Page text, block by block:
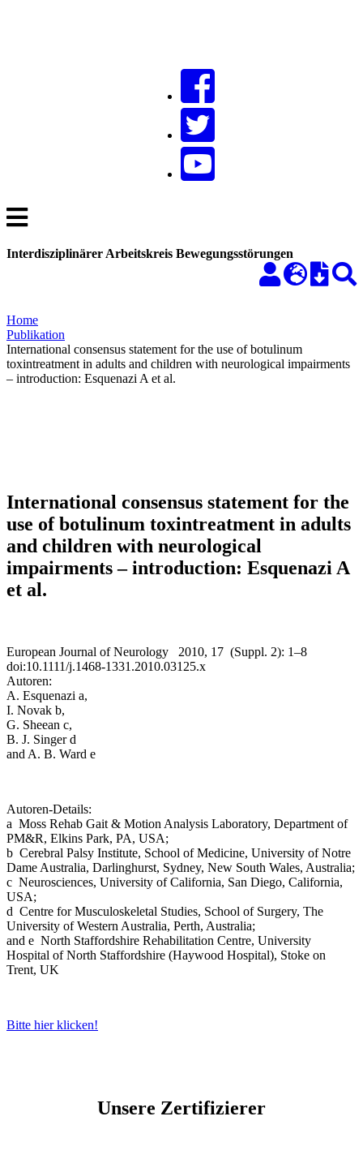
Interdisziplinärer Arbeitskreis Bewegungsstörungen
Home
Publikation
International consensus statement for the use of botulinum
toxintreatment in adults and children with neurological impairments
– introduction: Esquenazi A et al.
International consensus statement for the
use of botulinum toxintreatment in adults
and children with neurological
impairments – introduction: Esquenazi A
et al.
European Journal of Neurology 2010, 17 (Suppl. 2): 1–8
doi:10.1111/j.1468-1331.2010.03125.x
Autoren:
A. Esquenazi a,
I. Novak b,
G. Sheean c,
B. J. Singerd
and A. B. Ward e
Autoren-Details:
a Moss Rehab Gait & Motion Analysis Laboratory, Department of
PM&R, Elkins Park, PA, USA;
b Cerebral Palsy Institute, School ofMedicine, University of Notre
Dame Australia, Darlinghurst, Sydney, New South Wales, Australia;
c Neurosciences, University of California, San Diego, California,
USA;
d Centre for Musculoskeletal Studies, School of Surgery, The
University of Western Australia, Perth, Australia;
and e North Staffordshire Rehabilitation Centre, University
Hospital of North Staffordshire (Haywood Hospital), Stoke on
Trent, UK
Bitte hier klicken!
Unsere Zertifizierer